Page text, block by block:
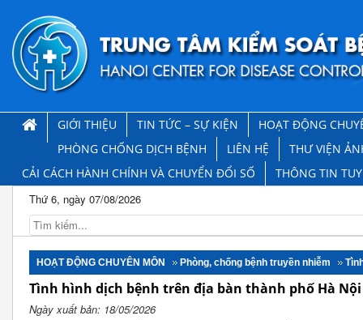
GIỚI THIỆU TIN TỨC – SỰ KIỆN
HOẠT ĐỘNG
PHÒNG CHỐNG DỊCH BỆNH
LIÊN HỆ
THƯ VIỆN
CẢI CÁCH HÀNH CHÍNH VÀ CHUYỂN ĐỔI SỐ
THÔNG TIN
Thứ 6, ngày 07/08/2026
HOẠT ĐỘNG CHUYÊN MÔN Phòng, chống bệnh truyền nhiễm
Tình hình dịch bệnh trên địa bàn thành phố Hà
Ngày xuất bản: 18/05/2026